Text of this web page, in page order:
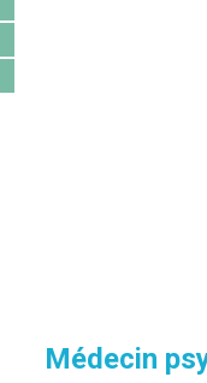
Médecin